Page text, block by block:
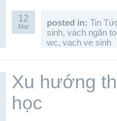
12
Mar posted in: Tin
sinh, vách ngăn
wc, vach ve sinh
Xu hướng
học